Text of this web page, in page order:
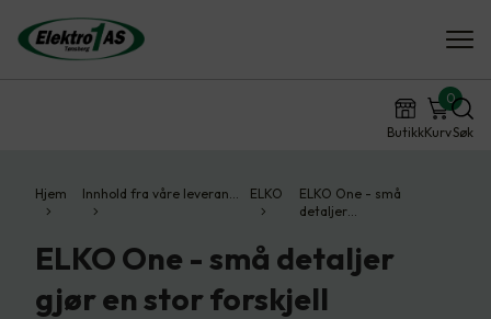
ButikkKurv
0
Søk
Hjem Innhold fra våre leveran… ELKO
ELKO One - små
detaljer…
ELKO One - små detaljer
gjør en stor forskjell